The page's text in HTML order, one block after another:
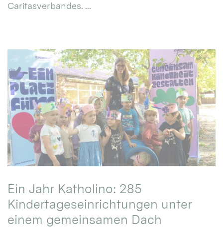
Caritasverbandes. ...
Ein Jahr Katholino: 285
Kindertageseinrichtungen unter
einem gemeinsamen Dach